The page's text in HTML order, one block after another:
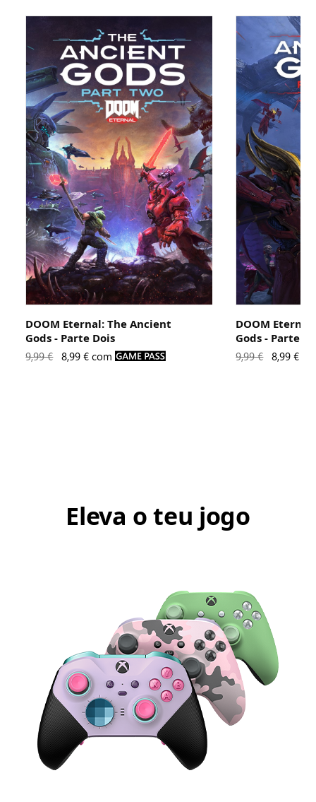
DOOM Eternal: The Ancient
Gods - Parte Dois
9,99 € 8,99 € com
DOOM
Gods - Parte
9,99 € 8,99 €
Eleva o teu jogo